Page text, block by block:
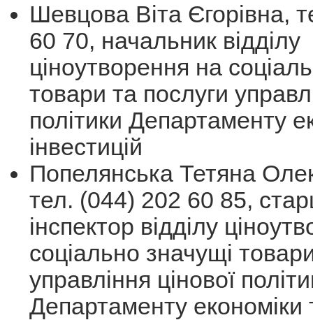
Шевцова Віта Єгорівна,
60 70, начальник відділу
ціноутворення на
товари та послуги
політики Департаменту
інвестицій
Попелянська Тетяна
тел. (044) 202 60 85,
інспектор відділу
соціально значущі
управління цінової
Департаменту економіки